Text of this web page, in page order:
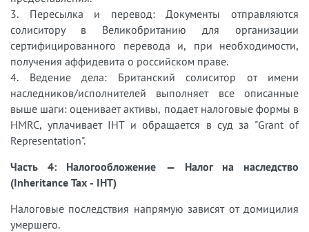
3. Пересылка и перевод: Документы отправляются
солиситору в Великобританию для организации
сертифицированного перевода и, при необходимости,
получения аффидевита о российском праве.
4. Ведение дела: Британский солиситор от имени
наследников/исполнителей выполняет все описанные
выше шаги: оценивает активы, подает налоговые формы в
HMRC, уплачивает IHT и обращается в суд за "Grant of
Representation".
Часть 4: Налогообложение — Налог на наследство
(Inheritance Tax - IHT)
Налоговые последствия напрямую зависят от домицилия
умершего.